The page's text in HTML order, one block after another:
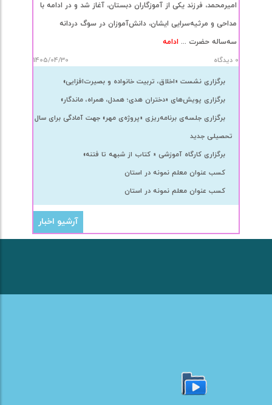
امیرمحمد، فرزند یکی از آموزگاران دبستان، آغاز شد و در ادامه با
مداحی و مرثیه‌سرایی ایشان، دانش‌آموزان در سوگ دردانه
سه‌ساله حضرت ... ادامه
0 دیدگاه
1405/04/30
برگزاری نشست «اخلاق، تربیت خانواده و بصیرت‌افزایی»
برگزاری پویش‌های «دختران هدی؛ همدل، همراه، ماندگار»
برگزاری جلسه‌ی برنامه‌ریزی «پروژه‌ی مهر» جهت آمادگی برای سال
تحصیلی جدید
برگزاری کارگاه آموزشی « کتاب از شبهه تا فتنه»
کسب عنوان معلم نمونه در استان
کسب عنوان معلم نمونه در استان
آرشیو اخبار